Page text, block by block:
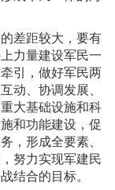
差距较大，要有
力量建设军民一
引，做好军民两
动、协调发展、
大基础设施和科
和功能建设，促
，形成全要素、
努力实现军建民
结合的目标。